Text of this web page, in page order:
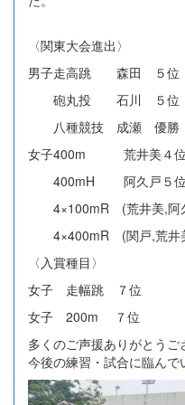
〈関東大会進出〉
男子走高跳 森田 ５位
砲丸投 石川 ５位
八種競技 成瀬 優勝
女子400m 荒井美４位
400mH 阿久戸５位
4×100mR (荒井美,阿
4×400mR (関戸,荒井
〈入賞種目〉
女子 走幅跳 ７位
女子 200m ７位
多くのご声援ありがとう
今後の練習・試合に臨んで